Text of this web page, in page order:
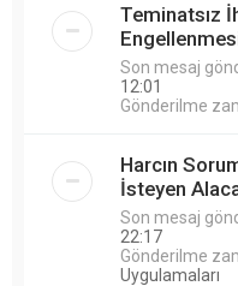
Teminatsız
Son mesaj
12:01
Gönderilme
Harcın
İsteyen
Son mesaj
22:17
Gönderilme
Uygulamaları